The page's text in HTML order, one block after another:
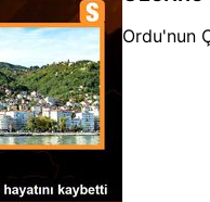
Ordu'nun